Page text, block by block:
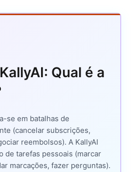
Qual é a
se em batalhas de
(cancelar subscrições,
reembolsos). A KallyAI
de tarefas pessoais (marcar
marcações, fazer perguntas).